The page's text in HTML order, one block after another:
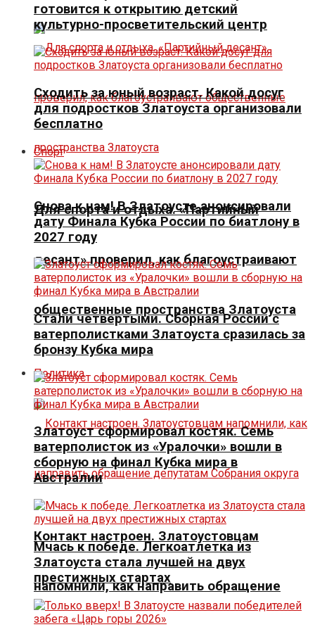
Для спорта и отдыха. «Партийный
десант» проверил, как благоустраивают
общественные пространства Златоуста
Политика
Контакт настроен. Златоустовцам
напомнили, как направить обращение
готовится к открытию детский
культурно-просветительский центр
Сходить за юный возраст. Какой досуг
для подростков Златоуста организовали
бесплатно
Спорт
Снова к нам! В Златоусте анонсировали
дату Финала Кубка России по биатлону в
2027 году
Стали четвертыми. Сборная России с
ватерполистками Златоуста сразилась за
бронзу Кубка мира
Златоуст сформировал костяк. Семь
ватерполисток из «Уралочки» вошли в
сборную на финал Кубка мира в
Австралии
Мчась к победе. Легкоатлетка из
Златоуста стала лучшей на двух
престижных стартах